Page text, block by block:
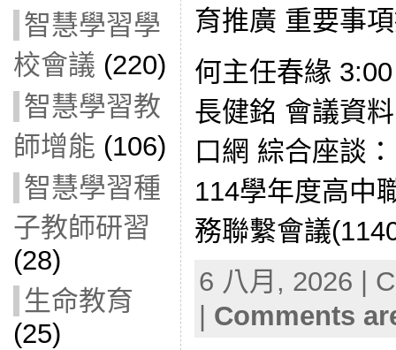
智慧學習學
校會議 (220)
智慧學習教
師增能 (106)
智慧學習種
子教師研習
(28)
生命教育
(25)
育推廣 重要事
何主任春緣
長健銘 會議資
口網 綜合座談
114學年度高中
務聯繫會議
6 八月, 2026 |
Comments